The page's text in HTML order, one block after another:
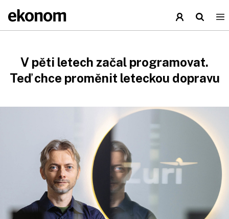
V pěti letech začal programovat.
Teď chce proměnit leteckou dopravu